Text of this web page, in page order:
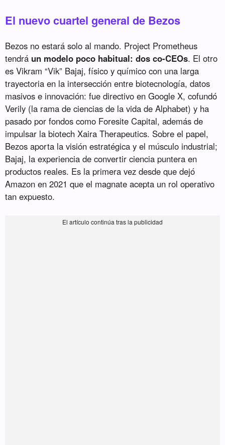
El nuevo cuartel general de Bezos
Bezos no estará solo al mando. Project Prometheus
tendrá un modelo poco habitual: dos co-CEOs. El otro
es Vikram “Vik” Bajaj, físico y químico con una larga
trayectoria en la intersección entre biotecnología, datos
masivos e innovación: fue directivo en Google X, cofundó
Verily (la rama de ciencias de la vida de Alphabet) y ha
pasado por fondos como Foresite Capital, además de
impulsar la biotech Xaira Therapeutics. Sobre el papel,
Bezos aporta la visión estratégica y el músculo industrial;
Bajaj, la experiencia de convertir ciencia puntera en
productos reales. Es la primera vez desde que dejó
Amazon en 2021 que el magnate acepta un rol operativo
tan expuesto.